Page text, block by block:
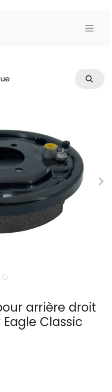
arrière droit
Classic